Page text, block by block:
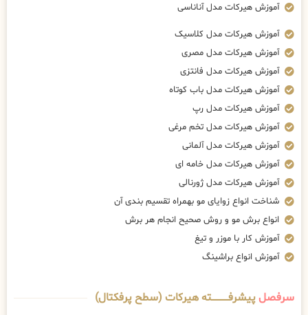
آموزش هیرکات مدل آناناسی
آموزش هیرکات مدل کلاسیک
آموزش هیرکات مدل مصری
آموزش هیرکات مدل فانتزی
آموزش هیرکات مدل باب کوتاه
آموزش هیرکات مدل رپ
آموزش هیرکات مدل تخم مرغی
آموزش هیرکات مدل آلمانی
آموزش هیرکات مدل خامه ای
آموزش هیرکات مدل ژورنالی
شناخت انواع زوایای مو بهمراه تقسیم بندی آن
انواع برش مو و روش صحیح انجام هر برش
آموزش کار با موزر و تیغ
آموزش انواع براشینگ
سرفصلپیشرفــــــــــــته هیرکات (سطح پرفکتال)